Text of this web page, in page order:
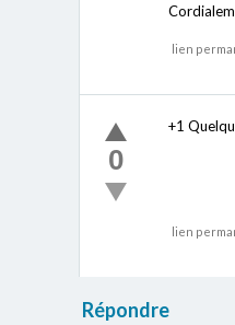
lien
0
+1
lien
Répondre